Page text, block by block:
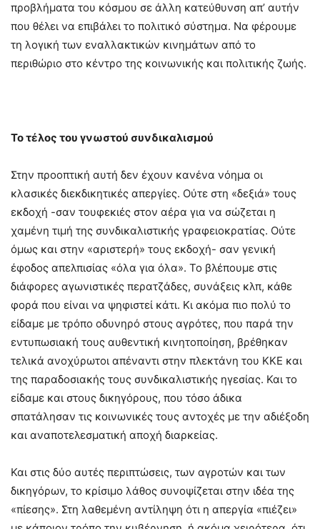
προβλήματα του κόσμου σε άλλη κατεύθυνση απ’ αυτήν
που θέλει να επιβάλει το πολιτικό σύστημα. Να φέρουμε
τη λογική των εναλλακτικών κινημάτων από το
περιθώριο στο κέντρο της κοινωνικής και πολιτικής ζωής.
Το τέλος του γνωστού συνδικαλισμού
Στην προοπτική αυτή δεν έχουν κανένα νόημα οι
κλασικές διεκδικητικές απεργίες. Ούτε στη «δεξιά» τους
εκδοχή -σαν τουφεκιές στον αέρα για να σώζεται η
χαμένη τιμή της συνδικαλιστικής γραφειοκρατίας. Ούτε
όμως και στην «αριστερή» τους εκδοχή- σαν γενική
έφοδος απελπισίας «όλα για όλα». Το βλέπουμε στις
διάφορες αγωνιστικές περατζάδες, συνάξεις κλπ, κάθε
φορά που είναι να ψηφιστεί κάτι. Κι ακόμα πιο πολύ το
είδαμε με τρόπο οδυνηρό στους αγρότες, που παρά την
εντυπωσιακή τους αυθεντική κινητοποίηση, βρέθηκαν
τελικά ανοχύρωτοι απέναντι στην πλεκτάνη του ΚΚΕ και
της παραδοσιακής τους συνδικαλιστικής ηγεσίας. Και το
είδαμε και στους δικηγόρους, που τόσο άδικα
σπατάλησαν τις κοινωνικές τους αντοχές με την αδιέξοδη
και αναποτελεσματική αποχή διαρκείας.
Και στις δύο αυτές περιπτώσεις, των αγροτών και των
δικηγόρων, το κρίσιμο λάθος συνοψίζεται στην ιδέα της
«πίεσης». Στη λαθεμένη αντίληψη ότι η απεργία «πιέζει»